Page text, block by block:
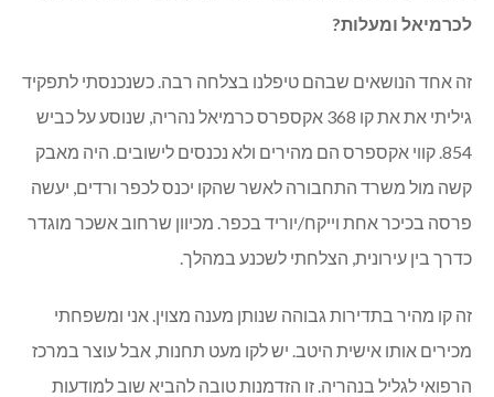
לכרמיאל ומעלות?
זה אחד הנושאים שבהם טיפלנו בצלחה רבה. כשנכנסתי לתפקיד
גיליתי את את קו 368 אקספרס כרמיאל נהריה, שנוסע על כביש
854. קווי אקספרס הם מהירים ולא נכנסים לישובים. היה מאבק
קשה מול משרד התחבורה לאשר שהקו יכנס לכפר ורדים, יעשה
פרסה בכיכר אחת וייקח/יוריד בכפר. מכיוון שרחוב אשכר מוגדר
כדרך בין עירונית, הצלחתי לשכנע במהלך.
זה קו מהיר בתדירות גבוהה שנותן מענה מצוין. אני ומשפחתי
מכירים אותו אישית היטב. יש לקו מעט תחנות, אבל עוצר במרכז
הרפואי לגליל בנהריה. זו הזדמנות טובה להביא שוב למודעות